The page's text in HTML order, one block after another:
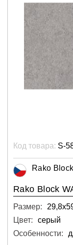
Код товара: S-
Rako Block
Rako Block
Размер:
Цвет:
серый
Особенности: